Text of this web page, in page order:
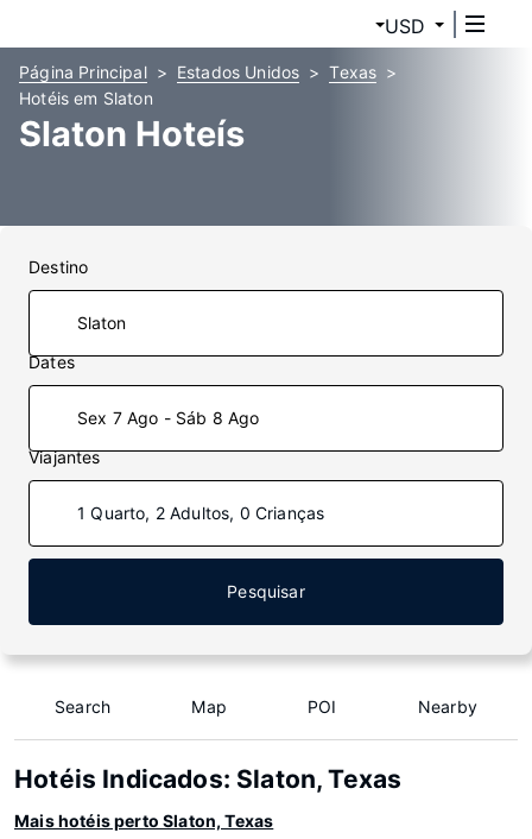
USD
Página Principal Estados Unidos
Texas
Hotéis em Slaton
Slaton Hoteís
Destino
Dates
Sex 7 Ago - Sáb 8 Ago
Viajantes
1 Quarto, 2 Adultos, 0 Crianças
Pesquisar
Search Map POI Nearby
Hotéis Indicados: Slaton, Texas
Mais hotéis perto Slaton, Texas